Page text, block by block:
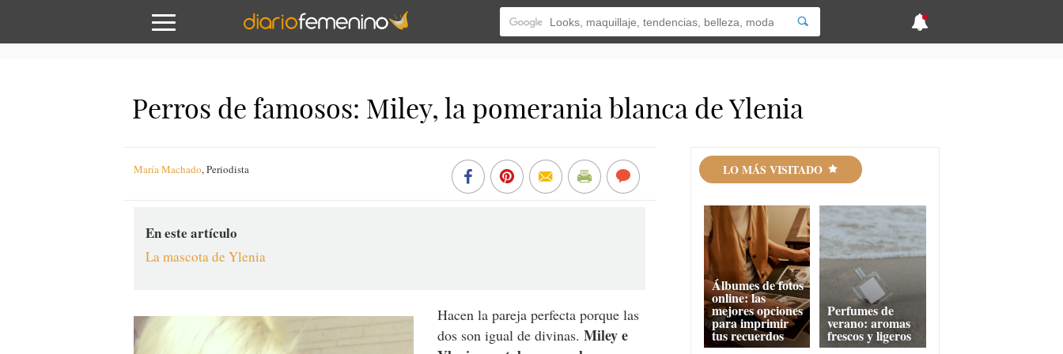
Perros de famosos: Miley, la pomerania blanca de Ylenia
María Machado,Periodista
En este artículo
La mascota de Ylenia
Hacen la pareja perfecta porque las
dos son igual de divinas.Miley e
LO MÁS VISITADO
Álbumes de fotos
online: las
mejores opciones
para imprimir
tus recuerdos
Perfumes de
verano: aromas
frescos y ligeros